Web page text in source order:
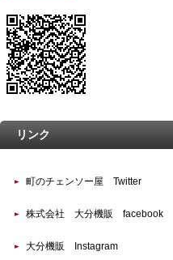
リンク
町のチェンソー屋 Twitter
株式会社 大分機販 facebook
大分機販 Instagram